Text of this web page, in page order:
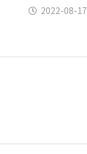
2022-08-17